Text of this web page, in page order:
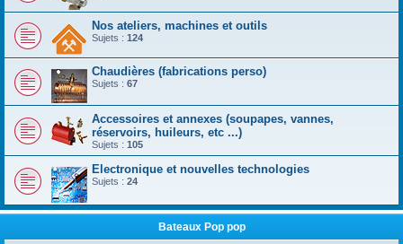
Nos ateliers, machines et outils
Sujets : 124
Chaudières (fabrications perso)
Sujets : 67
Accessoires et annexes (soupapes, vannes,
réservoirs, huileurs, etc ...)
Sujets : 105
Electronique et nouvelles technologies
Sujets : 24
Bateaux Pop pop